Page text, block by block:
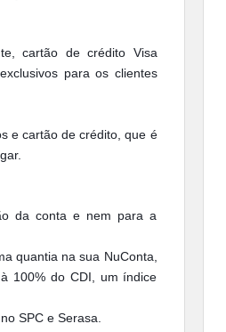
cartão de crédito Visa
para os clientes
e cartão de crédito, que é
da conta e nem para a
quantia na sua NuConta,
100% do CDI, um índice
SPC e Serasa.